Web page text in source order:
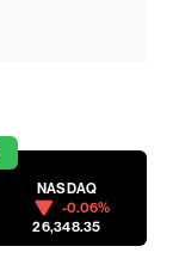
NASDAQ
-0.06%
26,348.35